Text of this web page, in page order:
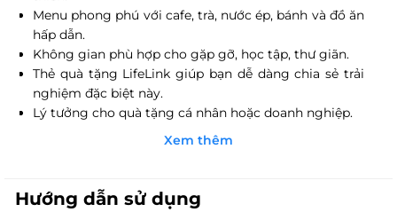
Menu phong phú với cafe, trà, nước ép, bánh và đồ ăn
hấp dẫn.
Không gian phù hợp cho gặp gỡ, học tập, thư giãn.
Thẻ quà tặng LifeLink giúp bạn dễ dàng chia sẻ trải
nghiệm đặc biệt này.
Lý tưởng cho quà tặng cá nhân hoặc doanh nghiệp.
Mua online nhanh chóng, sử dụng linh hoạt tại The
Xem thêm
Hướng dẫn sử dụng